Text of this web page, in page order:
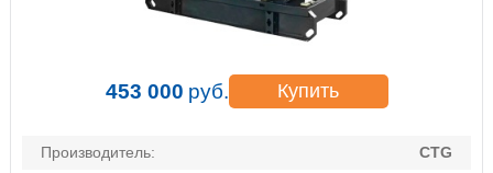
453 000 руб. Купить
Производитель:
CTG